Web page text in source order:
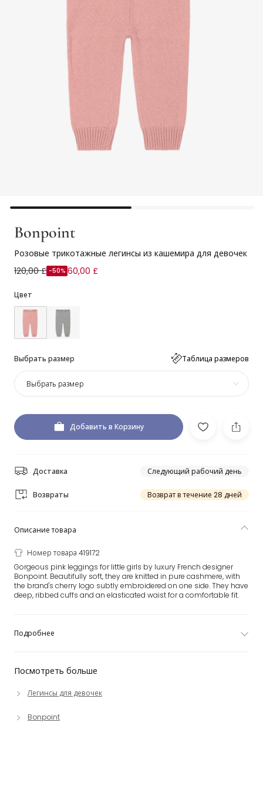
Bonpoint
Розовые трикотажные легинсы из кашемира для девочек
120,00 £ -50% 60,00 £
Цвет
Выбрать размер Таблица размеров
Выбрать размер
Добавить в Корзину
Доставка Следующий рабочий день
Возвраты Возврат в течение 28 дней
Посмотреть больше
Легинсы для девочек
Bonpoint
Описание товара
Номер товара 419172
Gorgeous pink leggings for little girls by luxury French designer
Bonpoint. Beautifully soft, they are knitted in pure cashmere, with
the brand's cherry logo subtly embroidered on one side. They have
deep, ribbed cuffs and an elasticated waist for a comfortable fit.
Подробнее